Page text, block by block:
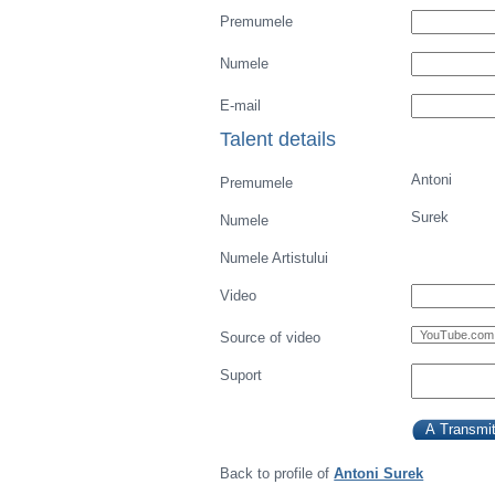
Premumele
Numele
E-mail
Talent details
Premumele Antoni
Numele Surek
Numele Artistului
Video
Source of video
Suport
Back to profile ofAntoni Surek